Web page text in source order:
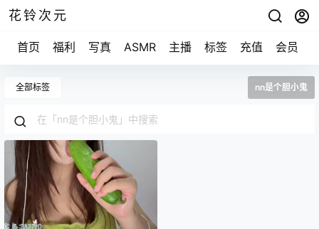
花铃次元
首页 福利 写真 ASMR 主播 标签 充值 会员
全部标签 nn是个胆小鬼